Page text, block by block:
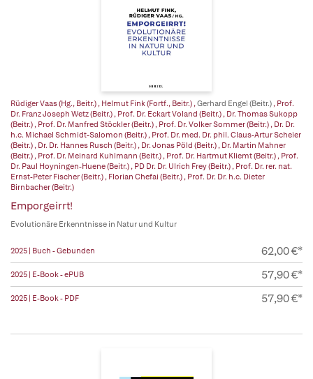
Rüdiger Vaas (Hg., Beitr.) , Helmut Fink (Fortf., Beitr.) , Gerhard Engel (Beitr.) , Prof.
Dr. Franz Joseph Wetz (Beitr.) , Prof. Dr. Eckart Voland (Beitr.) , Dr. Thomas Sukopp
(Beitr.) , Prof. Dr. Manfred Stöckler (Beitr.) , Prof. Dr. Volker Sommer (Beitr.) , Dr. Dr.
h.c. Michael Schmidt-Salomon (Beitr.) , Prof. Dr. med. Dr. phil. Claus-Artur Scheier
(Beitr.) , Dr. Dr. Hannes Rusch (Beitr.) , Dr. Jonas Pöld (Beitr.) , Dr. Martin Mahner
(Beitr.) , Prof. Dr. Meinard Kuhlmann (Beitr.) , Prof. Dr. Hartmut Kliemt (Beitr.) , Prof.
Dr. Paul Hoyningen-Huene (Beitr.) , PD Dr. Dr. Ulrich Frey (Beitr.) , Prof. Dr. rer. nat.
Ernst-Peter Fischer (Beitr.) , Florian Chefai (Beitr.) , Prof. Dr. Dr. h.c. Dieter
Birnbacher (Beitr.)
Emporgeirrt!
Evolutionäre Erkenntnisse in Natur und Kultur
2025 | Buch - Gebunden 62,00 €*
2025 | E-Book - ePUB 57,90 €*
2025 | E-Book - PDF 57,90 €*